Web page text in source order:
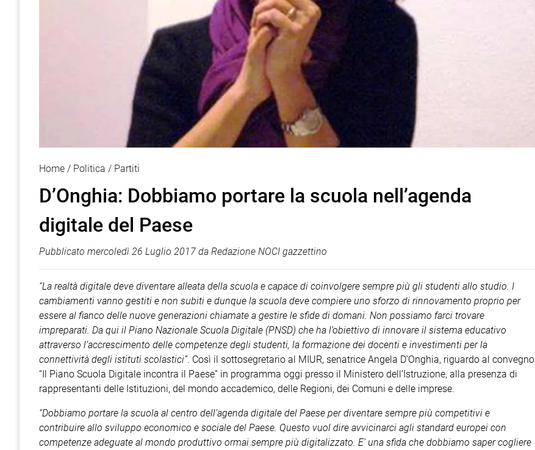
Home Politica Partiti
D’Onghia: Dobbiamo portare la scuola nell’agenda
digitale del Paese
Pubblicato mercoledì 26 Luglio 2017 da Redazione NOCI gazzettino
“La realtà digitale deve diventare alleata della scuola e capace di coinvolgere sempre più gli studenti allo studio. I
cambiamenti vanno gestiti e non subiti e dunque la scuola deve compiere uno sforzo di rinnovamento proprio per
essere al fianco delle nuove generazioni chiamate a gestire le sfide di domani. Non possiamo farci trovare
impreparati. Da qui il Piano Nazionale Scuola Digitale (PNSD) che ha l’obiettivo di innovare il sistema educativo
attraverso l’accrescimento delle competenze degli studenti, la formazione dei docenti e investimenti per la
connettività degli istituti scolastici”. Così il sottosegretario al MIUR, senatrice Angela D’Onghia, riguardo al convegno
“Il Piano Scuola Digitale incontra il Paese” in programma oggi presso il Ministero dell’Istruzione, alla presenza di
rappresentanti delle Istituzioni, del mondo accademico, delle Regioni, dei Comuni e delle imprese.
“Dobbiamo portare la scuola al centro dell’agenda digitale del Paese per diventare sempre più competitivi e
contribuire allo sviluppo economico e sociale del Paese. Questo vuol dire avvicinarci agli standard europei con
competenze adeguate al mondo produttivo ormai sempre più digitalizzato. E’ una sfida che dobbiamo saper cogliere